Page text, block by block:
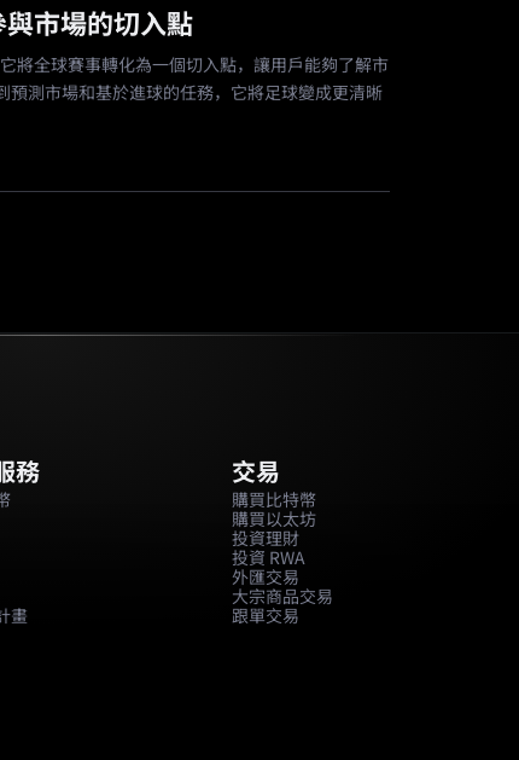
市場的切入點
將全球賽事轉化為一個切入點，讓用戶能夠了解市
測市場和基於進球的任務，它將足球變成更清晰
務
畫
交易
購買比特幣
購買以太坊
投資理財
投資 RWA
外匯交易
大宗商品交易
跟單交易